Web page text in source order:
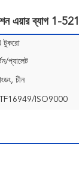
এয়ার ব্যাগ
টুকরো
প্যালেট
চীন
ISO9000